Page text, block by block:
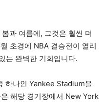
과 여름에, 그것은 훨씬 더
초경에 NBA 결승전이 열리
는 완벽한 기회입니다.
하나인 Yankee Stadium을
해당 경기장에서 New York